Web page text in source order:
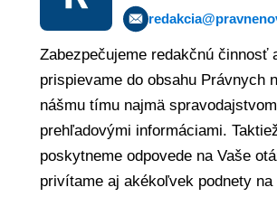
Zabezpečujeme redakčnú činnosť
prispievame do obsahu Právnych
nášmu tímu najmä
prehľadovými informáciami.
poskytneme odpovede na Vaše
privítame aj akékoľvek podnety na